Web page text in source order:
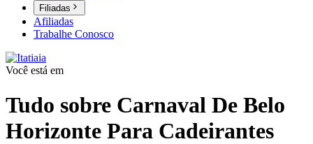
Filiadas
Afiliadas
Trabalhe Conosco
Você está em
Tudo sobre Carnaval De Belo
Horizonte Para Cadeirantes